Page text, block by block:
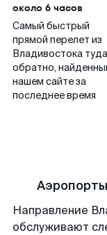
около 6 часов
Самый быстрый
прямой перелет из
Владивостока
обратно,
нашем сайте за
последнее время
Направление
обслуживают